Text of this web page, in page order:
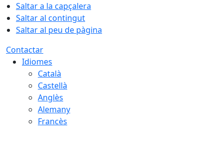
Saltar a la capçalera
Saltar al contingut
Saltar al peu de pàgina
Contactar
Idiomes
Català
Castellà
Anglès
Alemany
Francès